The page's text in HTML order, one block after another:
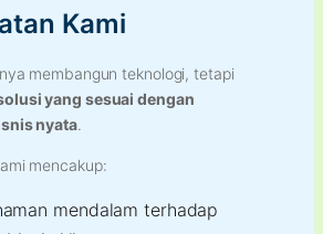
Kami
membangun teknologi, tetapi
yang sesuai dengan
nyata.
mencakup:
mendalam terhadap